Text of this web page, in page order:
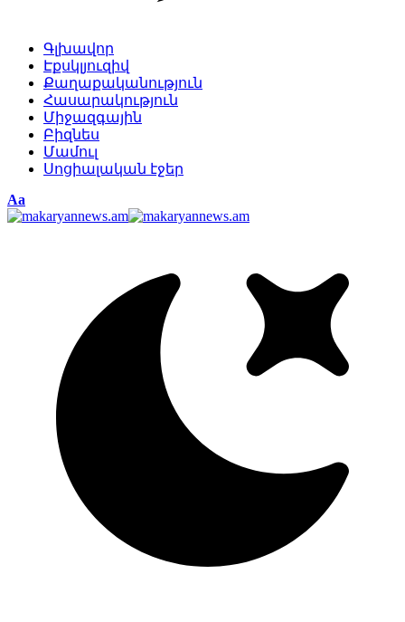
Գլխավոր
Էքսկլյուզիվ
Քաղաքականություն
Հասարակություն
Միջազգային
Բիզնես
Մամուլ
Սոցիալական էջեր
Изменение
размера
Аа